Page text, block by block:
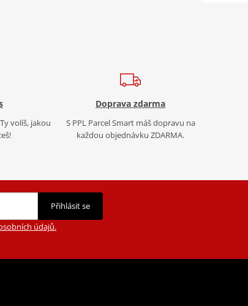
volíš, jakou
Doprava zdarma
S PPL Parcel Smart máš dopravu na
každou objednávku ZDARMA.
Přihlásit se
údajů.